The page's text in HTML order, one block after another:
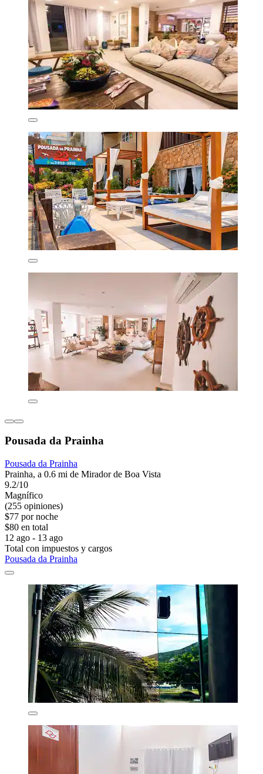
Pousada da Prainha
Pousada da Prainha
Prainha, a 0.6 mi de Mirador de Boa Vista
9.2/10
Magnífico
(255 opiniones)
$77 por noche
$80 en total
12 ago - 13 ago
Total con impuestos y cargos
Pousada da Prainha